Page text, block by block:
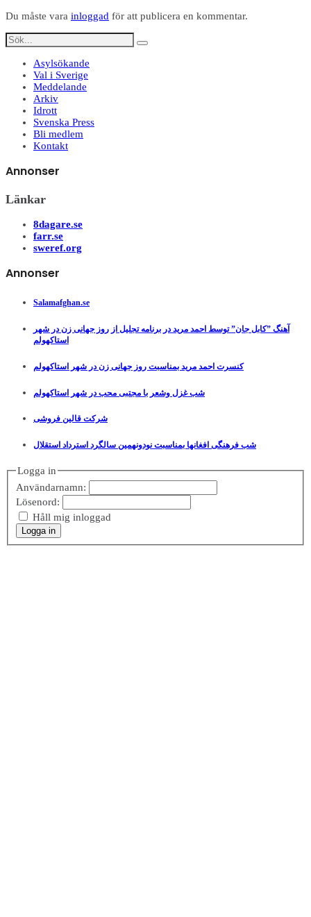
Du måste vara inloggad för att publicera en kommentar.
Asylsökande
Val i Sverige
Meddelande
Arkiv
Idrott
Svenska Press
Bli medlem
Kontakt
Annonser
Länkar
8dagare.se
farr.se
sweref.org
Annonser
Salamafghan.se
آهنگ ”کابل جان” توسط احمد مرید در برنامه تجلیل از روز جهانی زن در شهر
استاکهولم
کنسرت احمد مرید بمناسبت روز جهانی زن در شهر استاکهولم
شب غزل وشعر با مجتبی محب در شهر استاکهولم
شرکت قالین فروشی
شب فرهنگی افغانها بمناسبت نودونهمین سالگرد استرداد استقلال
Logga in
Användarnamn:
Lösenord:
Håll mig inloggad
Logga in